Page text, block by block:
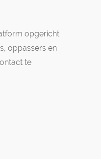
opgericht
oppassers en
te